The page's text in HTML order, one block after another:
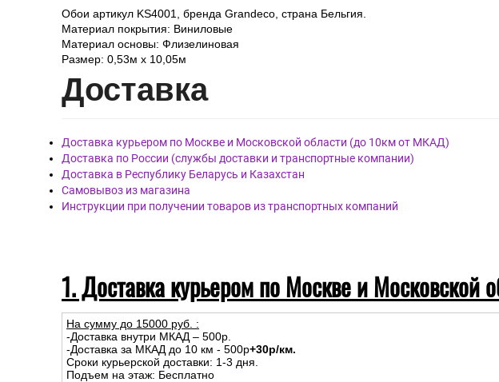
Обои артикул KS4001, бренда Grandeco, страна Бельгия.
Материал покрытия: Виниловые
Материал основы: Флизелиновая
Размер: 0,53м x 10,05м
Доставка
Доставка курьером по Москве и Московской области (до 10км от МКАД)
Доставка по России (службы доставки и транспортные компании)
Доставка в Республику Беларусь и Казахстан
Самовывоз из магазина
Инструкции при получении товаров из транспортных компаний
1. Доставка курьером по Москве и
На сумму до 15000 руб. :
-Доставка внутри МКАД – 500р.
-Доставка за МКАД до 10 км - 500р+30р/км.
Сроки курьерской доставки: 1-3 дня.
Подъем на этаж: Бесплатно